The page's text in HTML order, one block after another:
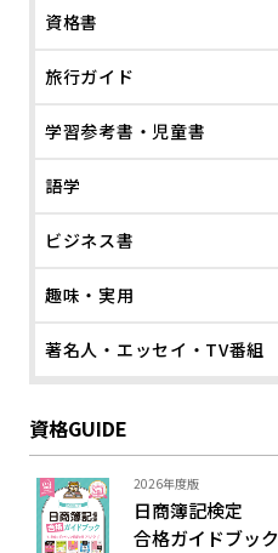
資格書
旅行ガイド
学習参考書・児童書
語学
ビジネス書
趣味・実用
著名人・エッセイ・TV番組
資格GUIDE
2026年度版
日商簿記検定
合格ガイドブック